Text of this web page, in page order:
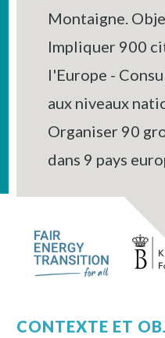
Montaigne.
Impliquer 900
l'Europe -
aux niveaux
Organiser 90
dans 9 pays
CONTEXTE ET